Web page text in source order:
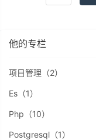
他的专栏
项目管理（2）
Es（1）
Php（10）
Postgresql（1）